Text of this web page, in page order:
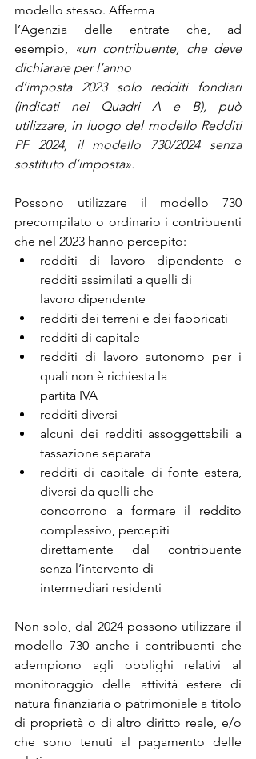
modello stesso. Afferma
l’Agenzia delle entrate che, ad
esempio,
«un contribuente, che deve
dichiarare per l’anno
d’imposta 2023 solo redditi fondiari
(indicati nei Quadri A e B), può
utilizzare, in luogo del modello Redditi
PF 2024, il modello 730/2024 senza
sostituto d’imposta».
Possono utilizzare il modello 730
precompilato o ordinario i contribuenti
che nel 2023 hanno percepito:
redditi di lavoro dipendente e
redditi assimilati a quelli di
lavoro dipendente
redditi dei terreni e dei fabbricati
redditi di capitale
redditi di lavoro autonomo per i
quali non è richiesta la
partita IVA
redditi diversi
alcuni dei redditi assoggettabili a
tassazione separata
redditi di capitale di fonte estera,
diversi da quelli che
concorrono a formare il reddito
complessivo, percepiti
direttamente dal contribuente
senza l’intervento di
intermediari residenti
Non solo, dal 2024 possono utilizzare il
modello 730 anche i contribuenti che
adempiono agli obblighi relativi al
monitoraggio delle attività estere di
natura finanziaria o patrimoniale a titolo
di proprietà o di altro diritto reale, e/o
che sono tenuti al pagamento delle